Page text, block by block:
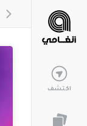
اكتشف